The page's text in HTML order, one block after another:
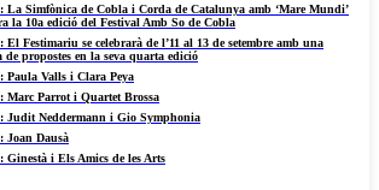
La Simfònica de Cobla i Corda de Catalunya amb ‘Mare Mundi’
la 10a edició del Festival Amb So de Cobla
El Festimariu se celebrarà de l’11 al 13 de setembre amb una
de propostes en la seva quarta edició
Paula Valls i Clara Peya
Marc Parrot i Quartet Brossa
Judit Neddermann i Gio Symphonia
Joan Dausà
Ginestà i Els Amics de les Arts